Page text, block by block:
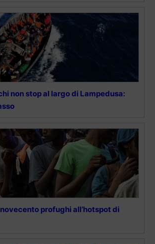
non stop al largo di Lampedusa:
profughi all’hotspot di